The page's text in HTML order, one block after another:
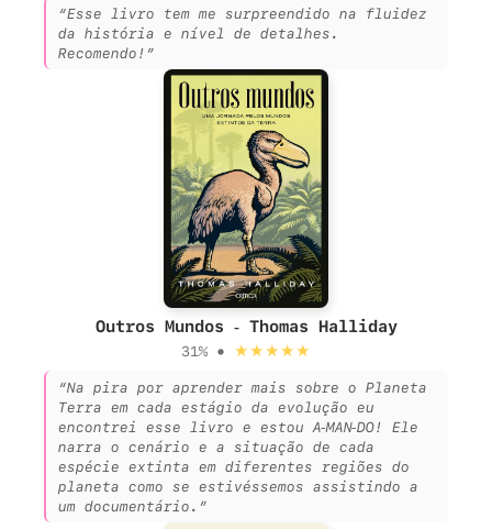
“Esse livro tem me surpreendido na fluidez
da história e nível de detalhes.
Recomendo!”
Outros Mundos - Thomas Halliday
31% • ★★★★★
“Na pira por aprender mais sobre o Planeta
Terra em cada estágio da evolução eu
encontrei esse livro e estou A-MAN-DO! Ele
narra o cenário e a situação de cada
espécie extinta em diferentes regiões do
planeta como se estivéssemos assistindo a
um documentário.”